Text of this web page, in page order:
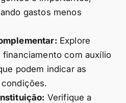
gastos menos
Explore
com auxílio
podem indicar as
Verifique a